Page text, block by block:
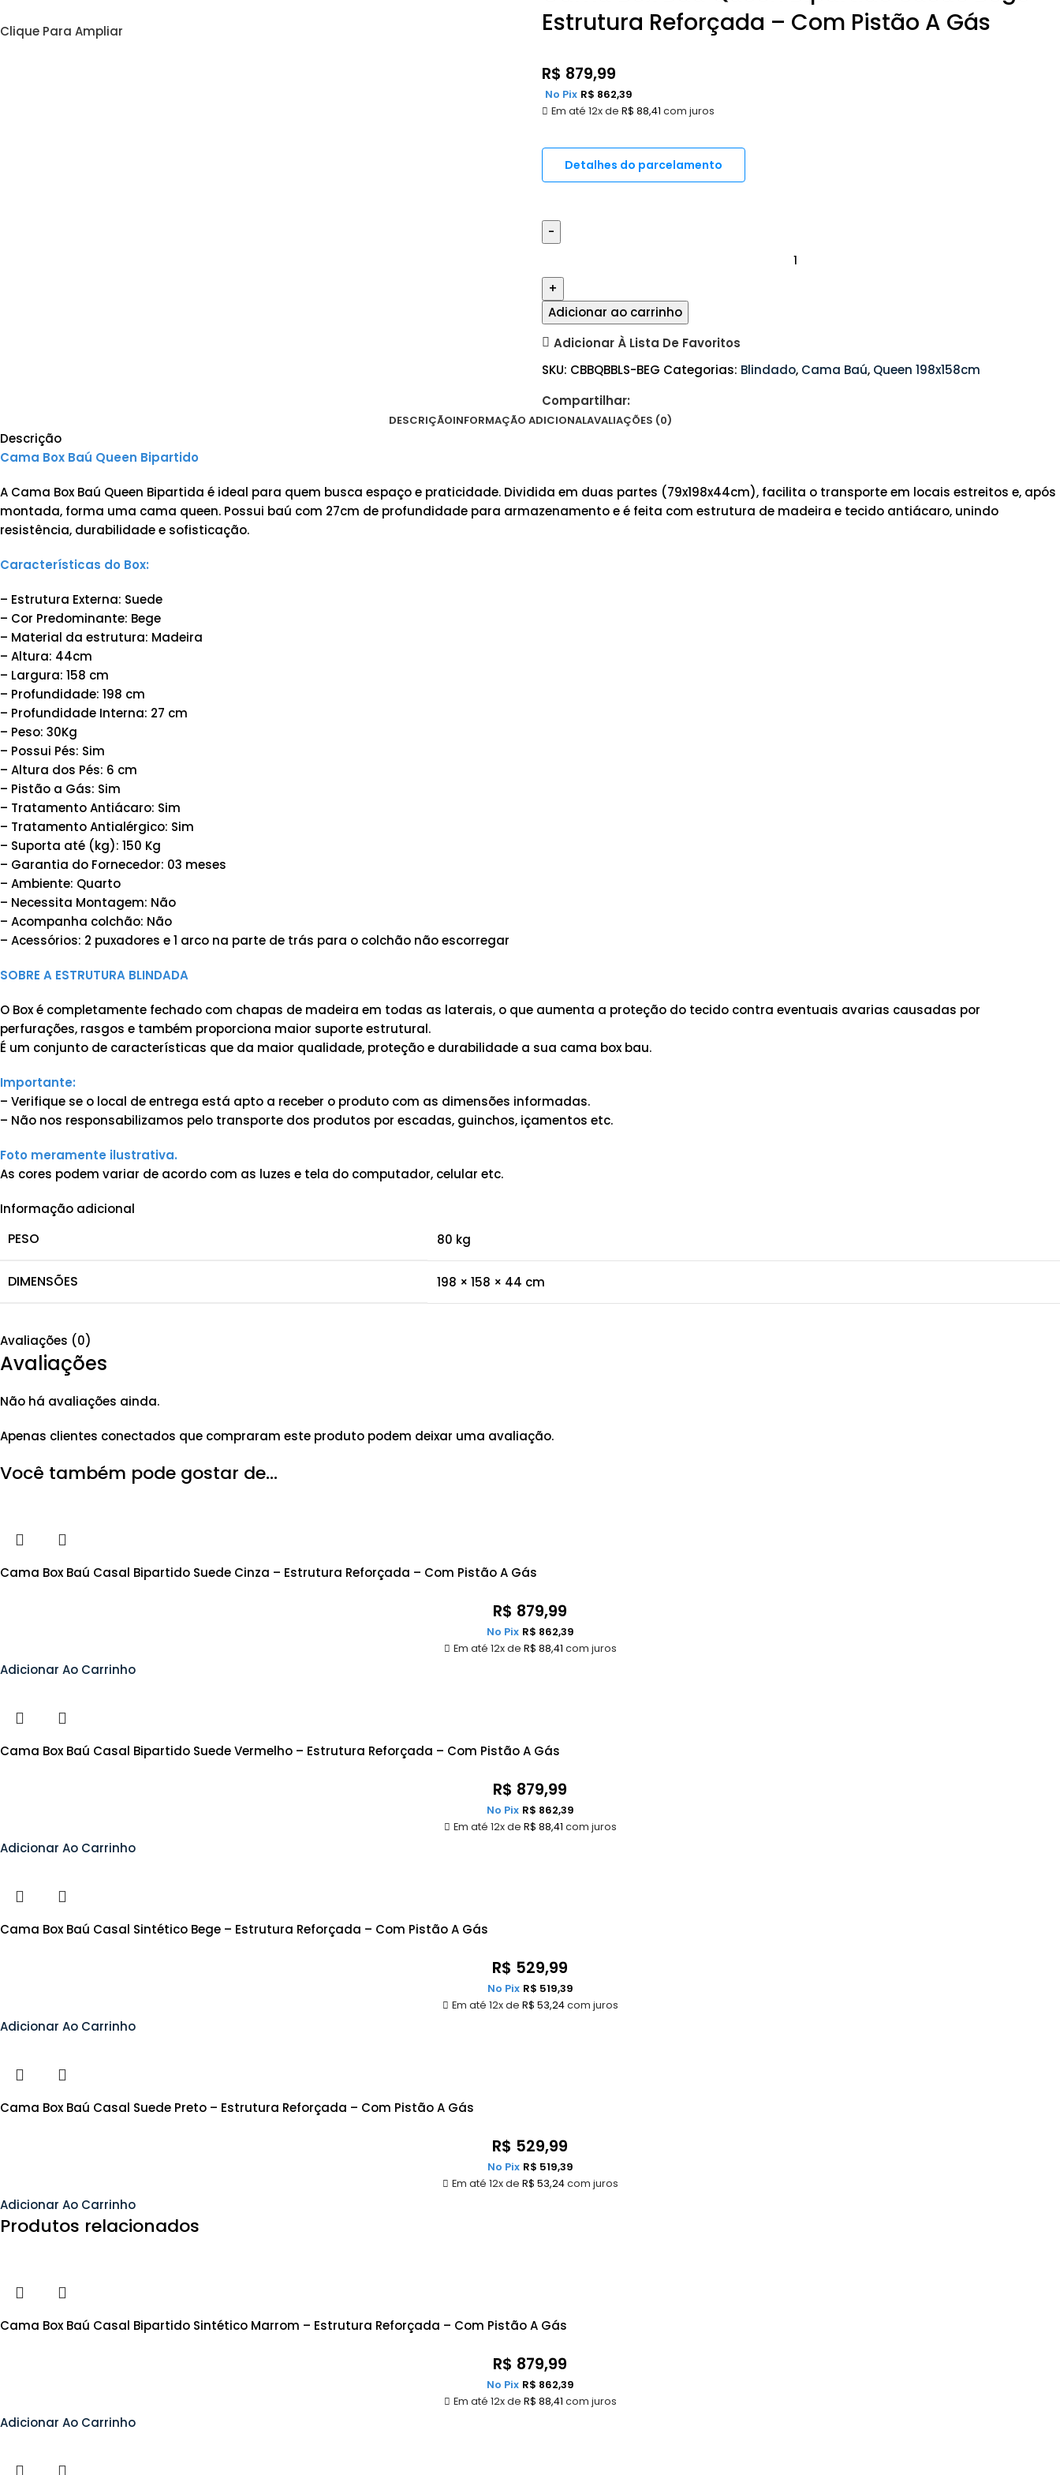
Clique Para Ampliar
Estrutura Reforçada – Com Pistão A Gás
R$ 879,99
Em até 12x de R$ 88,41 com juros
No Pix R$ 862,39
Detalhes do parcelamento
Adicionar ao carrinho
Adicionar À Lista De Favoritos
SKU: CBBQBBLS-BEG Categorias: Blindado, Cama Baú, Queen 198x158cm
Compartilhar:
DESCRIÇÃOINFORMAÇÃO ADICIONALAVALIAÇÕES (0)
Descrição
Cama Box Baú Queen Bipartido
A Cama Box Baú Queen Bipartida é ideal para quem busca espaço e praticidade. Dividida em duas partes (79x198x44cm), facilita o transporte em locais estreitos e, após
montada, forma uma cama queen. Possui baú com 27cm de profundidade para armazenamento e é feita com estrutura de madeira e tecido antiácaro, unindo
resistência, durabilidade e sofisticação.
Características do Box:
– Estrutura Externa: Suede
– Cor Predominante: Bege
– Material da estrutura: Madeira
– Altura: 44cm
– Largura: 158 cm
– Profundidade: 198 cm
– Profundidade Interna: 27 cm
– Peso: 30Kg
– Possui Pés: Sim
– Altura dos Pés: 6 cm
– Pistão a Gás: Sim
– Tratamento Antiácaro: Sim
– Tratamento Antialérgico: Sim
– Suporta até (kg): 150 Kg
– Garantia do Fornecedor: 03 meses
– Ambiente: Quarto
– Necessita Montagem: Não
– Acompanha colchão: Não
– Acessórios: 2 puxadores e 1 arco na parte de trás para o colchão não escorregar
SOBRE A ESTRUTURA BLINDADA
O Box é completamente fechado com chapas de madeira em todas as laterais, o que aumenta a proteção do tecido contra eventuais avarias causadas por
perfurações, rasgos e também proporciona maior suporte estrutural.
É um conjunto de características que da maior qualidade, proteção e durabilidade a sua cama box bau.
Importante:
– Verifique se o local de entrega está apto a receber o produto com as dimensões informadas.
– Não nos responsabilizamos pelo transporte dos produtos por escadas, guinchos, içamentos etc.
Foto meramente ilustrativa.
As cores podem variar de acordo com as luzes e tela do computador, celular etc.
Informação adicional
PESO 80 kg
DIMENSÕES 198 × 158 × 44 cm
Avaliações (0)
Avaliações
Não há avaliações ainda.
Apenas clientes conectados que compraram este produto podem deixar uma avaliação.
Você também pode gostar de…
Cama Box Baú Casal Bipartido Suede Cinza – Estrutura Reforçada – Com Pistão A Gás
R$ 879,99
Em até 12x de R$ 88,41 com juros
No Pix R$ 862,39
Adicionar Ao Carrinho
Cama Box Baú Casal Bipartido Suede Vermelho – Estrutura Reforçada – Com Pistão A Gás
R$ 879,99
Em até 12x de R$ 88,41 com juros
No Pix R$ 862,39
Adicionar Ao Carrinho
Cama Box Baú Casal Sintético Bege – Estrutura Reforçada – Com Pistão A Gás
R$ 529,99
Em até 12x de R$ 53,24com juros
No Pix R$ 519,39
Adicionar Ao Carrinho
Cama Box Baú Casal Suede Preto – Estrutura Reforçada – Com Pistão A Gás
R$ 529,99
Em até 12x de R$ 53,24com juros
No Pix R$ 519,39
Adicionar Ao Carrinho
Produtos relacionados
Cama Box Baú Casal Bipartido Sintético Marrom – Estrutura Reforçada – Com Pistão A Gás
R$ 879,99
Em até 12x de R$ 88,41 com juros
No Pix R$ 862,39
Adicionar Ao Carrinho